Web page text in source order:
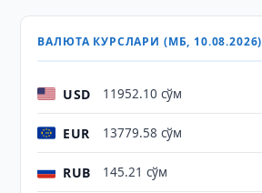
ВАЛЮТА КУРСЛАРИ (МБ, 10.08.2026)
USD 11952.10 сўм
EUR 13779.58 сўм
RUB 145.21 сўм